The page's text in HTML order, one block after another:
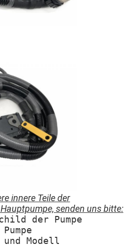
innere Teile der
senden uns bitte:
der Pumpe
Modell